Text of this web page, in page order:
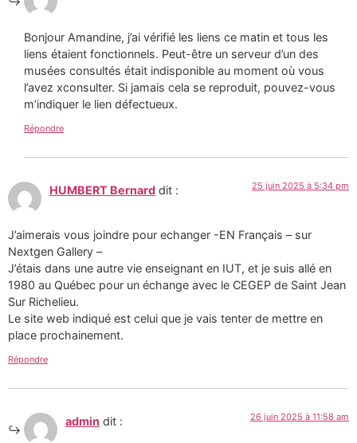
Bonjour Amandine, j’ai vérifié les liens ce matin et tous les
liens étaient fonctionnels. Peut-être un serveur d’un des
musées consultés était indisponible au moment où vous
l’avez xconsulter. Si jamais cela se reproduit, pouvez-vous
m’indiquer le lien défectueux.
Répondre
HUMBERT Bernard dit : 25 juin 2025 à 5:34 pm
J’aimerais vous joindre pour echanger -EN Français – sur
Nextgen Gallery –
J’étais dans une autre vie enseignant en IUT, et je suis allé en
1980 au Québec pour un échange avec le CEGEP de Saint Jean
Sur Richelieu.
Le site web indiqué est celui que je vais tenter de mettre en
place prochainement.
Répondre
admin dit : 26 juin 2025 à 11:58 am